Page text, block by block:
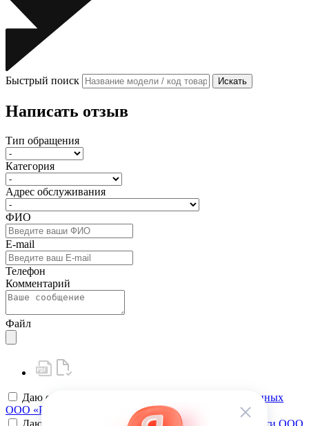
Быстрый поиск Искать
Написать отзыв
Тип обращения
Категория
Адрес обслуживания
ФИО
E-mail
Телефон
Комментарий
Файл
Даю своё
согласие на обработку персональных данных
ООО «РК-Сервис»
Даю своё
согласие на политику конфиденциальности ООО